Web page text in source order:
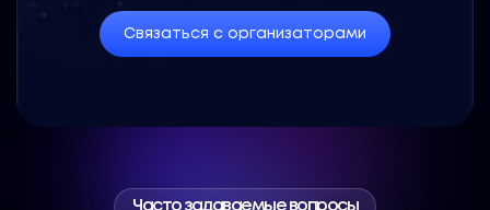
Связаться с организаторами
Часто задаваемые вопросы